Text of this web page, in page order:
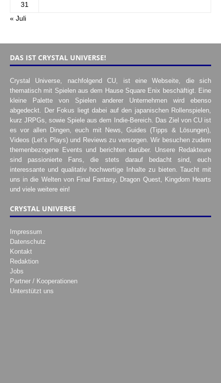
31
« Juli
DAS IST CRYSTAL UNIVERSE!
Crystal Universe, nachfolgend CU, ist eine Webseite, die sich
thematisch mit Spielen aus dem Hause Square Enix beschäftigt. Eine
kleine Palette von Spielen anderer Unternehmen wird ebenso
abgedeckt. Der Fokus liegt dabei auf den japanischen Rollenspielen,
kurz JRPGs, sowie Spiele aus dem Indie-Bereich. Das Ziel von CU ist
es vor allen Dingen, euch mit News, Guides (Tipps & Lösungen),
Videos (Let’s Plays) und Reviews zu versorgen. Wir besuchen zudem
themenbezogene Events und berichten darüber. Unsere Redakteure
sind passionierte Fans, die stets darauf bedacht sind, euch
interessante und qualitativ hochwertige Inhalte zu bieten. Taucht mit
uns in die Welten von Final Fantasy, Dragon Quest, Kingdom Hearts
und viele weitere ein!
CRYSTAL UNIVERSE
Impressum
Datenschutz
Kontakt
Redaktion
Jobs
Partner / Kooperationen
Unterstützt uns